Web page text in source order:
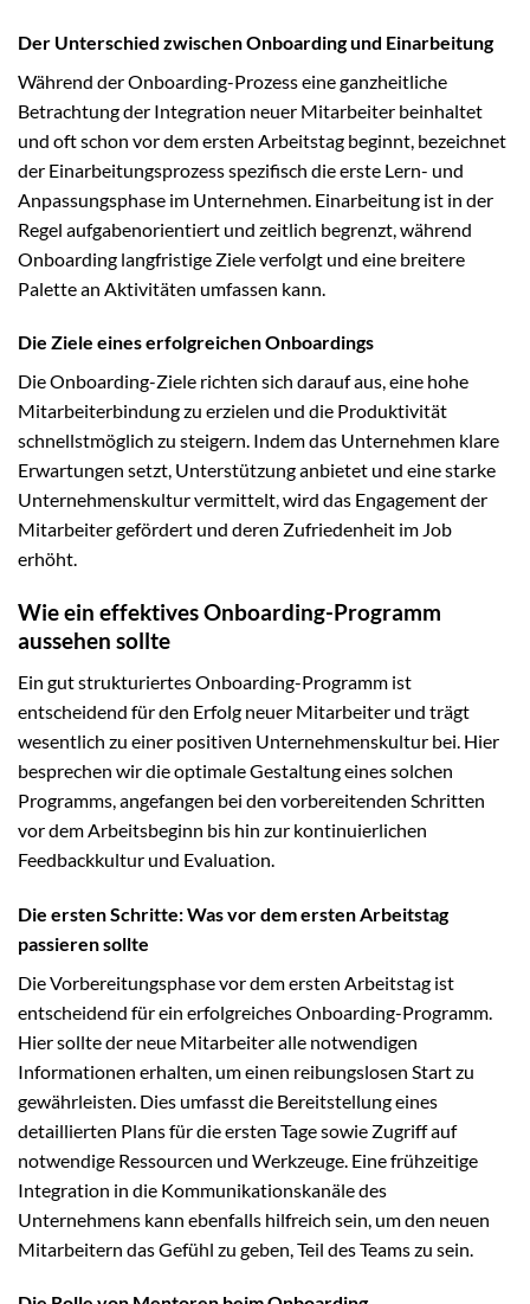
Der Unterschied zwischen Onboarding und Einarbeitung
Während der Onboarding-Prozess eine ganzheitliche
Betrachtung der Integration neuer Mitarbeiter beinhaltet
und oft schon vor dem ersten Arbeitstag beginnt, bezeichnet
der Einarbeitungsprozess spezifisch die erste Lern- und
Anpassungsphase im Unternehmen. Einarbeitung ist in der
Regel aufgabenorientiert und zeitlich begrenzt, während
Onboarding langfristige Ziele verfolgt und eine breitere
Palette an Aktivitäten umfassen kann.
Die Ziele eines erfolgreichen Onboardings
Die Onboarding-Ziele richten sich darauf aus, eine hohe
Mitarbeiterbindung zu erzielen und die Produktivität
schnellstmöglich zu steigern. Indem das Unternehmen klare
Erwartungen setzt, Unterstützung anbietet und eine starke
Unternehmenskultur vermittelt, wird das Engagement der
Mitarbeiter gefördert und deren Zufriedenheit im Job
erhöht.
Wie ein effektives Onboarding-Programm
aussehen sollte
Ein gut strukturiertes Onboarding-Programm ist
entscheidend für den Erfolg neuer Mitarbeiter und trägt
wesentlich zu einer positiven Unternehmenskultur bei. Hier
besprechen wir die optimale Gestaltung eines solchen
Programms, angefangen bei den vorbereitenden Schritten
vor dem Arbeitsbeginn bis hin zur kontinuierlichen
Feedbackkultur und Evaluation.
Die ersten Schritte: Was vor dem ersten Arbeitstag
passieren sollte
Die Vorbereitungsphase vor dem ersten Arbeitstag ist
entscheidend für ein erfolgreiches Onboarding-Programm.
Hier sollte der neue Mitarbeiter alle notwendigen
Informationen erhalten, um einen reibungslosen Start zu
gewährleisten. Dies umfasst die Bereitstellung eines
detaillierten Plans für die ersten Tage sowie Zugriff auf
notwendige Ressourcen und Werkzeuge. Eine frühzeitige
Integration in die Kommunikationskanäle des
Unternehmens kann ebenfalls hilfreich sein, um den neuen
Mitarbeitern das Gefühl zu geben, Teil des Teams zu sein.